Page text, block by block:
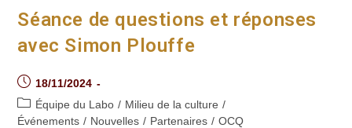
Nouvelles
Séance de questions et réponses
avec Simon Plouffe
Post
published:
18/11/2024
Post
category:
Équipe du Labo / Milieu de la culture /
Événements / Nouvelles / Partenaires / OCQ